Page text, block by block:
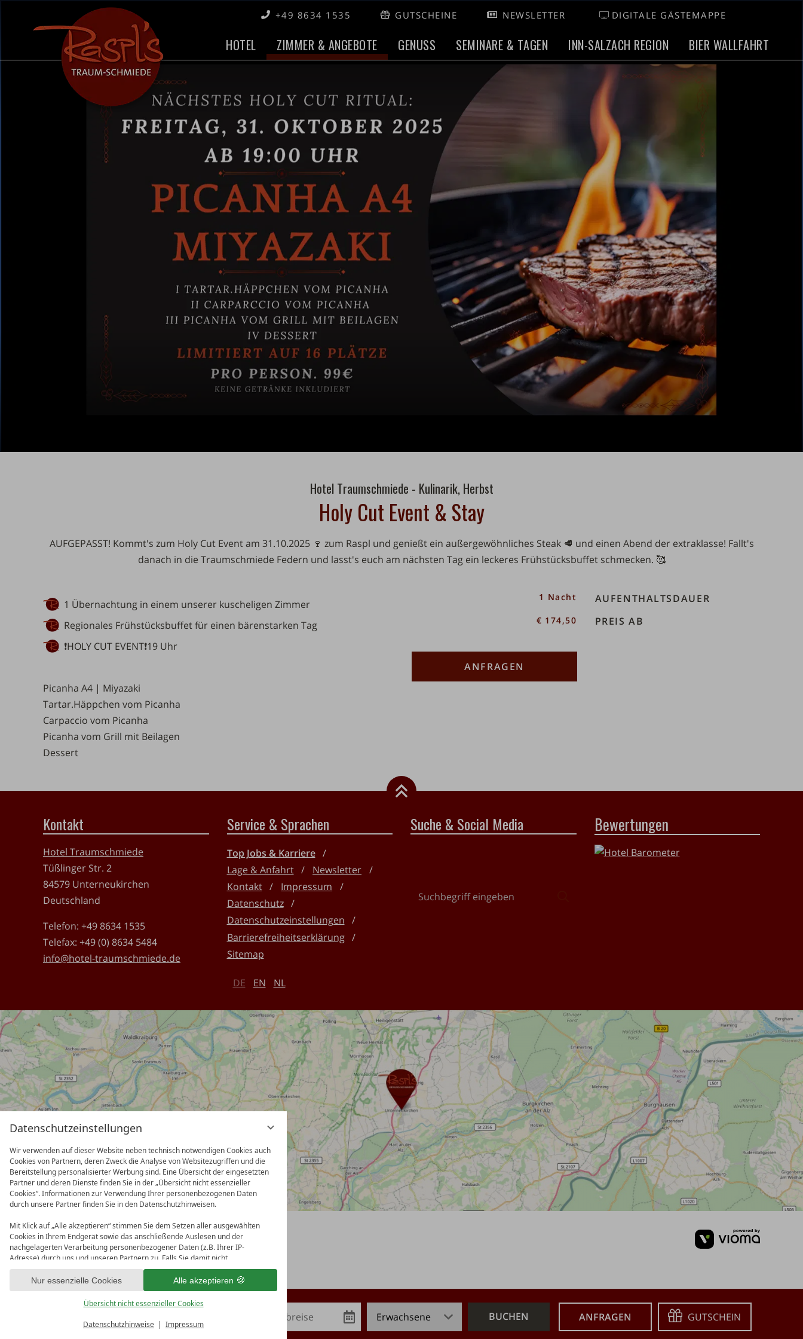
Datenschutzeinstellungen
Wir verwenden auf dieser Website neben technisch notwendigen Cookies auch
Cookies von Partnern, deren Zweck die Analyse von Websitezugriffen und die
Bereitstellung personalisierter Werbung sind. Eine Übersicht der eingesetzten
Partner und deren Dienste finden Sie in der „Übersicht nicht essenzieller
Cookies“. Informationen zur Verwendung Ihrer personenbezogenen Daten
durch unsere Partner finden Sie in den Datenschutzhinweisen.
Mit Klick auf „Alle akzeptieren“ stimmen Sie dem Setzen aller ausgewählten
Cookies in Ihrem Endgerät sowie das anschließende Auslesen und der
nachgelagerten Verarbeitung personenbezogener Daten (z.B. Ihrer IP-
Adresse) durch uns und unseren Partnern zu. Falls Sie damit nicht
einverstanden sind, klicken Sie bitte auf „Nur essenzielle Cookies“. Eine
individuelle Auswahl können Sie unter „Übersicht nicht essenzieller Cookies“
tätigen. Sie können Ihre Auswahl im Fußbereich dieser Website oder in den
Datenschutzhinweisen jederzeit aufrufen und ändern.
Alle akzeptieren
Nur essenzielle Cookies
Übersicht nicht essenzieller Cookies
Datenschutzhinweise Impressum
+49 8634 1535 GUTSCHEINE NEWSLETTER DIGITALE GÄSTEMAPPE
HOTEL ZIMMER & ANGEBOTE GENUSS SEMINARE & TAGEN INN-SALZACH REGION BIER WALLFAHRT
mit Bestpreis-
Garantie!
Abreise
Not
Buchen Anfragen Gutschein
Hotel Traumschmiede - Kulinarik, Herbst
Holy Cut Event & Stay
AUFGEPASST! Kommt's zum Holy Cut Event am 31.10.2025 🍷 zum Raspl und genießt ein außergewöhnliches Steak 🥩 und einen Abend der extraklasse! Fallt's
danach in die Traumschmiede Federn und lasst's euch am nächsten Tag ein leckeres Frühstücksbuffet schmecken. 🥰
1 Übernachtung in einem unserer kuscheligen Zimmer
Regionales Frühstücksbuffetfür einen bärenstarken Tag
❗HOLY CUT EVENT❗19 Uhr
Picanha A4 | Miyazaki
Tartar.Häppchen vom Picanha
Carpaccio vom Picanha
Picanha vom Grill mit Beilagen
Dessert
AUFENTHALTSDAUER
1 Nacht
PREIS AB
€ 174,50
ANFRAGEN
Kontakt
Hotel Traumschmiede
Tüßlinger Str. 2
84579 Unterneukirchen
Deutschland
Telefon: +49 8634 1535
Telefax: +49 (0) 8634 5484
info@hotel-traumschmiede.de
Service & Sprachen
Top Jobs & Karriere
Lage & Anfahrt
Newsletter
Kontakt
Impressum
Datenschutz
Datenschutzeinstellungen
Barrierefreiheitserklärung
Sitemap
DE EN NL
Suche & Social Media Bewertungen
vioma